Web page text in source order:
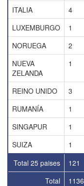
ITALIA
4
LUXEMBURGO
1
NORUEGA
2
NUEVA
ZELANDA
1
REINO UNIDO 3
RUMANÍA
1
SINGAPUR
1
SUIZA
1
Total 25 paises
121
Total
1136